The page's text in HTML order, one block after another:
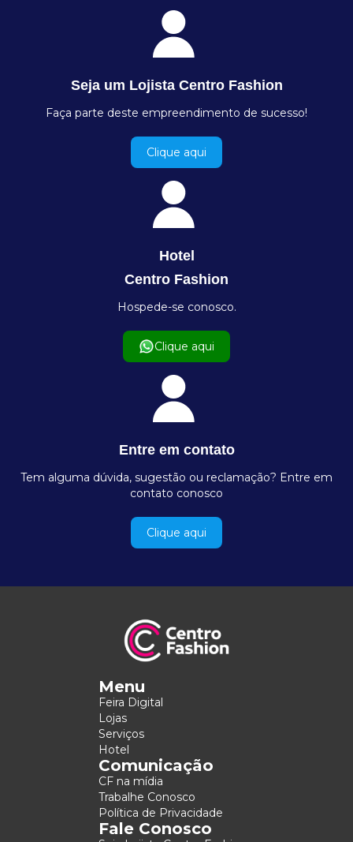
Seja um Lojista Centro Fashion
Faça parte deste empreendimento de sucesso!
Clique aqui
Hotel
Centro Fashion
Hospede-se conosco.
Clique aqui
Entre em contato
Tem alguma dúvida, sugestão ou reclamação? Entre em
contato conosco
Clique aqui
Menu
Feira Digital
Lojas
Serviços
Hotel
Comunicação
CF na mídia
Trabalhe Conosco
Política de Privacidade
Fale Conosco